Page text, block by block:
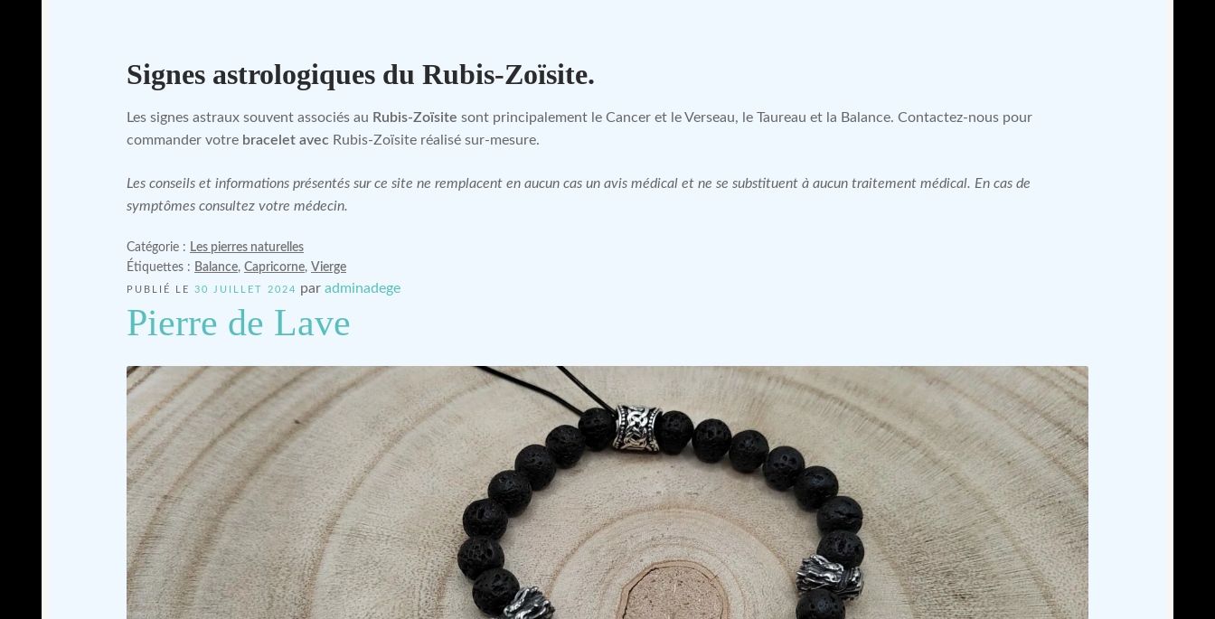
Signes astrologiques du Rubis-Zoïsite.
Les signes astraux souvent associés au Rubis-Zoïsitesont principalement le Cancer et le Verseau, le Taureau et la Balance. Contactez-nous pour
commander votre bracelet avec Rubis-Zoïsite réalisé sur-mesure.
Les conseils et informations présentés sur ce site ne remplacent en aucun cas un avis médical et ne se substituent à aucun traitement médical. En cas de
symptômes consultez votre médecin.
Catégorie : Les pierres naturelles
Étiquettes : Balance,Capricorne, Vierge
PUBLIÉ LE30 JUILLET 2024 paradminadege
Pierre de Lave